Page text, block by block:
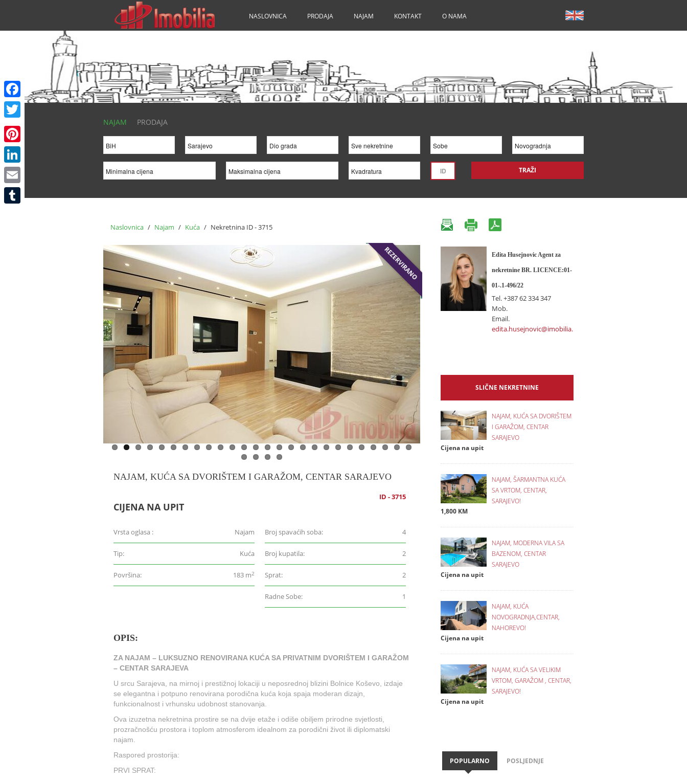
NASLOVNICA PRODAJA NAJAM KONTAKT O NAMA
Facebook
Twitter
Pinterest
LinkedIn
Email
NAJAM PRODAJA
TRAŽI
Naslovnica / Najam / Kuća / Nekretnina ID - 3715
REZERVIRANO
NAJAM, KUĆA SA DVORIŠTEM I GARAŽOM, CENTAR SARAJEVO
ID - 3715
CIJENA NA UPIT
Vrsta oglasa : Najam
Tip: Kuća
Površina: 183 m2
Broj spavaćih soba: 4
Broj kupatila: 2
Sprat: 2
Radne Sobe: 1
OPIS:
ZA NAJAM – LUKSUZNO RENOVIRANA KUĆA SA PRIVATNIM DVORIŠTEM I GARAŽOM
– CENTAR SARAJEVA
U srcu Sarajeva, na mirnoj i prestižnoj lokaciji u neposrednoj blizini Bolnice Koševo, izdaje
se elegantna i potpuno renovirana porodična kuća koja spaja moderan dizajn,
funkcionalnost i vrhunsku udobnost stanovanja.
Ova izuzetna nekretnina prostire se na dvije etaže i odiše obiljem prirodne svjetlosti,
prozračnošću prostora i toplom atmosferom idealnom za porodični život ili diplomatski
najam.
Raspored prostorija:
PRVI SPRAT:
Edita Husejnovic Agent za
nekretnine BR. LICENCE:01-
01-.1-496/22
Tel.+387 62 334 347
Mob.
Email.
edita.husejnovic@imobilia.ba
SLIČNE NEKRETNINE
NAJAM, KUĆA SA DVORIŠTEM
I GARAŽOM, CENTAR
SARAJEVO
Cijena na upit
NAJAM, ŠARMANTNA KUĆA
SA VRTOM, CENTAR,
SARAJEVO!
1,800 KM
NAJAM, MODERNA VILA SA
BAZENOM, CENTAR
SARAJEVO
Cijena na upit
NAJAM, KUĆA
NOVOGRADNJA,CENTAR,
NAHOREVO!
Cijena na upit
NAJAM, KUĆA SA VELIKIM
VRTOM, GARAŽOM , CENTAR,
SARAJEVO!
Cijena na upit
POPULARNO POSLJEDNJE